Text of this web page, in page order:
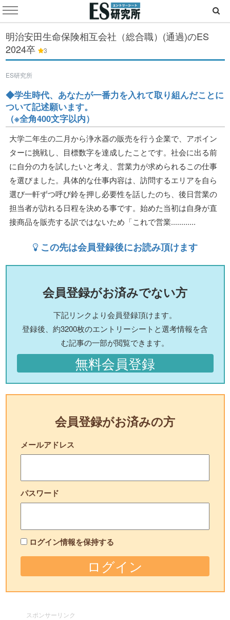
明治安田生命保険相互会社（総合職）(通過)のES
2024卒
3
ES研究所
◆学生時代、あなたが一番力を入れて取り組んだことに
ついて記述願います。
（※全角400文字以内）
大学二年生の二月から浄水器の販売を行う企業で、アポイン
ターに挑戦し、目標数字を達成したことです。社会に出る前
に自分の力を試したいと考え、営業力が求められるこの仕事
を選びました。具体的な仕事内容は、訪問するエリアを自ら
選び一軒ずつ呼び鈴を押し必要性を話したのち、後日営業の
担当者が訪れる日程を決める事です。始めた当初は自身が直
接商品を販売する訳ではないため「これで営業............
この先は会員登録後にお読み頂けます
会員登録がお済みでない方
下記リンクより会員登録頂けます。
登録後、約3200枚のエントリーシートと選考情報を含
む記事の一部が閲覧できます。
無料会員登録
会員登録がお済みの方
メールアドレス
パスワード
ログイン情報を保持する
スポンサーリンク